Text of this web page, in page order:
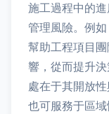
施工過程中的
管理風險。例
幫助工程項目
響，從而提升
處在于其開放
也可服務于區域